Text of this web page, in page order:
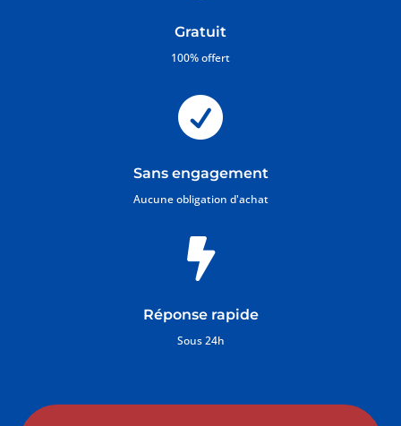
Gratuit
100% offert

Sans engagement
Aucune obligation d'achat

Réponse rapide
Sous 24h